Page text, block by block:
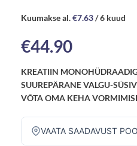
Kuumakse al.€7.63/ 6 kuud
€44.90
KREATIIN
SUUREPÄRANE VALGU-
VÕTA OMA KEHA
VAATA SAADAVUST